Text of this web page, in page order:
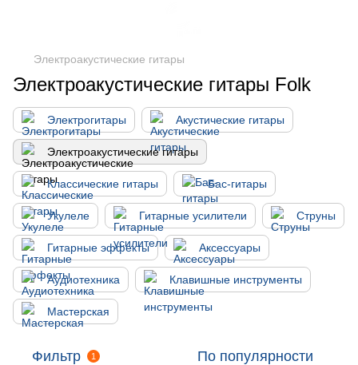
Электроакустические гитары
Электроакустические гитары Folk
Электрогитары Акустические гитары
Электроакустические гитары
Классические гитары Бас-гитары
Укулеле Гитарные усилители Струны
Гитарные эффекты Аксессуары
Аудиотехника Клавишные инструменты
Мастерская
Фильтр 1 По популярности